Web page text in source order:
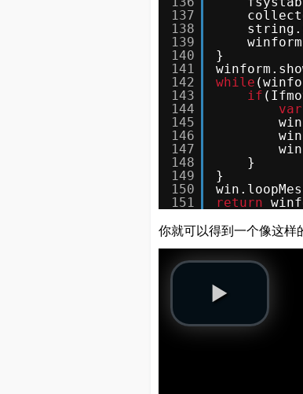
137
138
139
140
141
142
143
144
145
146
147
148
149
150
151
}
while
if
var
}
}
return
你就可以得到一个像这样